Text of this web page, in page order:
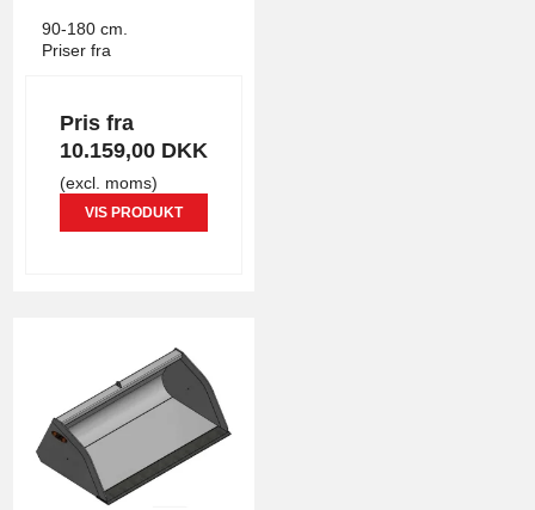
90-180 cm.
Priser fra
Pris fra
10.159,00 DKK
(excl. moms)
VIS PRODUKT